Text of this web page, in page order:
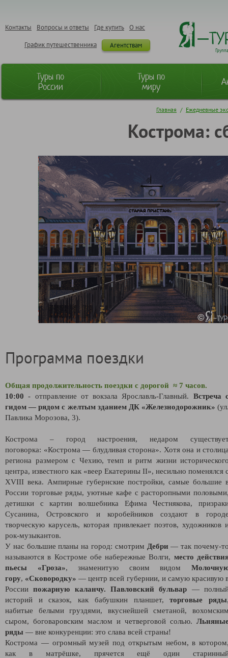
О нас
Где купить
Вопросы и ответы
Контакты
Агентствам
График путешественника
Туры по
России
Туры по
миру
Главная / Ежедневные
Кострома:
Программа поездки
Общая продолжительность поездки с дорогой ≈ 7 часов.
10:00 - отправление от вокзала Ярославль-Главный. Встреча
гидом— рядом с желтым зданием ДК «Железнодорожник»
Павлика Морозова, 3).
Кострома – город настроения, недаром
поговорка: «Кострома — блудливая сторона». Хотя она и
региона размером с Чехию, темп и ритм жизни
центра, известного как «веер Екатерины II», несильно поменялся
XVIII века. Ампирные губернские постройки, самые большие
России торговые ряды, уютные кафе с расторопными
детишки с картин волшебника Ефима Честнякова,
Сусанина, Островского и коробейников создают в
творческую карусель, которая привлекает поэтов, художников
рок-музыкантов.
У нас большие планы на город: смотрим Дебри — так почему-
называются в Костроме обе набережные Волги, место
пьесы «Гроза», знаменитую своим видом
гору, «Сковородку» — центр всей губернии, и самую красивую
Россиипожарную каланчу. Павловский бульвар —
историй и сказок, как бабушкин планшет,торговые ряды
набитые белыми груздями, вкуснейшей сметаной,
сыром, боговаровским маслом и четверговой солью.
ряды — вне конкуренции: это слава всей страны!
Кострома —огромный музей под открытым небом, в
как в матрёшке, прячется ещё один